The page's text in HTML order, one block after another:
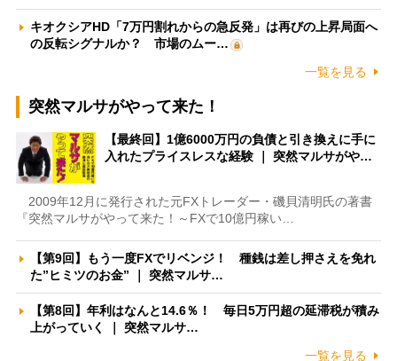
キオクシアHD「7万円割れからの急反発」は再びの上昇局面へ
の反転シグナルか？ 市場のムー…
一覧を見る
突然マルサがやって来た！
【最終回】1億6000万円の負債と引き換えに手に
入れたプライスレスな経験 ｜ 突然マルサがや…
2009年12月に発行された元FXトレーダー・磯貝清明氏の著書
『突然マルサがやって来た！～FXで10億円稼い…
【第9回】もう一度FXでリベンジ！ 種銭は差し押さえを免れ
た”ヒミツのお金” ｜ 突然マルサ…
【第8回】年利はなんと14.6％！ 毎日5万円超の延滞税が積み
上がっていく ｜ 突然マルサ…
一覧を見る